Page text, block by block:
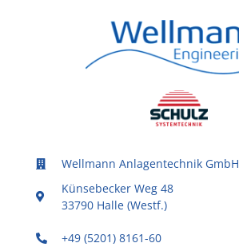
Wellmann Anlagentechnik GmbH
Künsebecker Weg 48
33790 Halle (Westf.)
+49 (5201) 8161-60